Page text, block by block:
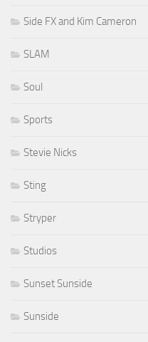
Side FX and Kim Cameron
SLAM
Soul
Sports
Stevie Nicks
Sting
Stryper
Studios
Sunset Sunside
Sunside